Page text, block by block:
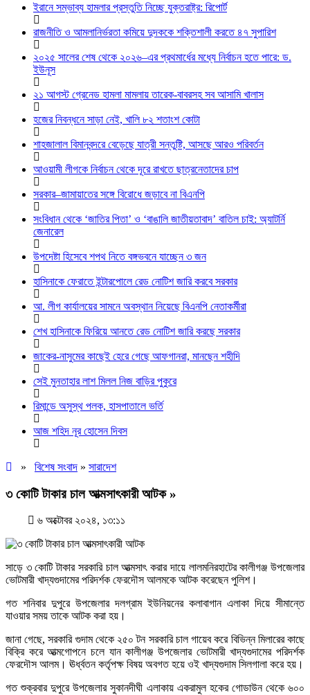
ইরানে সম্ভাব্য হামলার প্রস্তুতি নিচ্ছে যুক্তরাষ্ট্র: রিপোর্ট
রাজনীতি ও আমলানির্ভরতা কমিয়ে দুদককে শক্তিশালী করতে ৪৭ সুপারিশ
২০২৫ সালের শেষ থেকে ২০২৬–এর প্রথমার্ধের মধ্যে নির্বাচন হতে পারে: ড.
ইউনূস
২১ আগস্ট গ্রেনেড হামলা মামলায় তারেক-বাবরসহ সব আসামি খালাস
হজের নিবন্ধনে সাড়া নেই, খালি ৮২ শতাংশ কোটা
শাহজালাল বিমানবন্দরে বেড়েছে যাত্রী সন্তুষ্টি, আসছে আরও পরিবর্তন
আওয়ামী লীগকে নির্বাচন থেকে দূরে রাখতে ছাত্রনেতাদের চাপ
সরকার–জামায়াতের সঙ্গে বিরোধে জড়াবে না বিএনপি
সংবিধান থেকে ‘জাতির পিতা’ ও ‘বাঙালি জাতীয়তাবাদ’ বাতিল চাই: অ্যাটর্নি
জেনারেল
উপদেষ্টা হিসেবে শপথ নিতে বঙ্গভবনে যাচ্ছেন ৩ জন
হাসিনাকে ফেরাতে ইন্টারপোলে রেড নোটিশ জারি করবে সরকার
আ. লীগ কার্যালয়ের সামনে অবস্থান নিয়েছে বিএনপি নেতাকর্মীরা
শেখ হাসিনাকে ফিরিয়ে আনতে রেড নোটিশ জারি করছে সরকার
জাকের-নাসুমের কাছেই হেরে গেছে আফগানরা, মানছেন শহীদি
সেই মুনতাহার লাশ মিলল নিজ বাড়ির পুকুরে
রিমান্ডে অসুস্থ পলক, হাসপাতালে ভর্তি
আজ শহিদ নূর হোসেন দিবস
» বিশেষ সংবাদ » সারাদেশ
৩ কোটি টাকার চাল আত্মসাৎকারী আটক »
৬ অক্টোবর ২০২৪, ১৩:১১
সাড়ে ৩ কোটি টাকার সরকারি চাল আত্মসাৎ করার দায়ে লালমনিরহাটের কালীগঞ্জ উপজেলার
ভোটমারী খাদ্যগুদামের পরিদর্শক ফেরদৌস আলমকে আটক করেছেন পুলিশ।
গত শনিবার দুপুরে উপজেলার দলগ্রাম ইউনিয়নের কলাবাগান এলাকা দিয়ে সীমান্তে
যাওয়ার সময় তাকে আটক করা হয়।
জানা গেছে, সরকারি গুদাম থেকে ২৫০ টন সরকারি চাল গায়েব করে বিভিন্ন মিলারের কাছে
বিক্রি করে আত্মগোপনে চলে যান কালীগঞ্জ উপজেলার ভোটমারী খাদ্যগুদামের পরিদর্শক
ফেরদৌস আলম। ঊর্ধ্বতন কর্তৃপক্ষ বিষয় অবগত হয়ে ওই খাদ্যগুদাম সিলগালা করে হয়।
গত শুক্রবার দুপুরে উপজেলার সুকানদীঘী এলাকায় একরামুল হকের গোডাউন থেকে ৬০০